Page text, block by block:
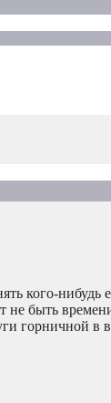
кого-
не быть
горничной в